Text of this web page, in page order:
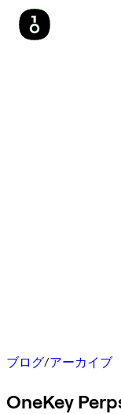
ブログ/アーカイブ
OneKey